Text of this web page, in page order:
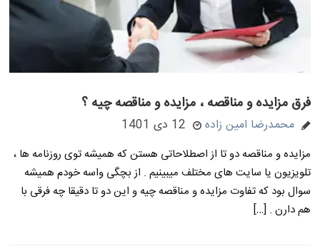
فرق مزایده و مناقصه ، مزایده و مناقصه چیه ؟
محمدرضا امین زاده 12 دی 1401
مزایده و مناقصه دو تا از اصطلاحاتی هستن که همیشه توی روزنامه ها ،
تلویزیون یا سایت های مختلف میبینیم . از بچگی واسه خودم همیشه
سوال بود که تفاوت مزایده و مناقصه چیه و این دو تا دقیقا چه فرقی با
هم دارن . […]